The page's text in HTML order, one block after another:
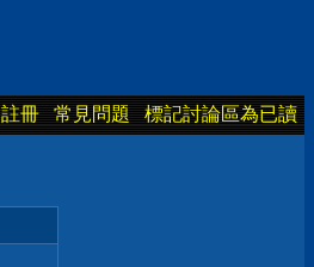
註冊 常見問題 標記討論區為已讀